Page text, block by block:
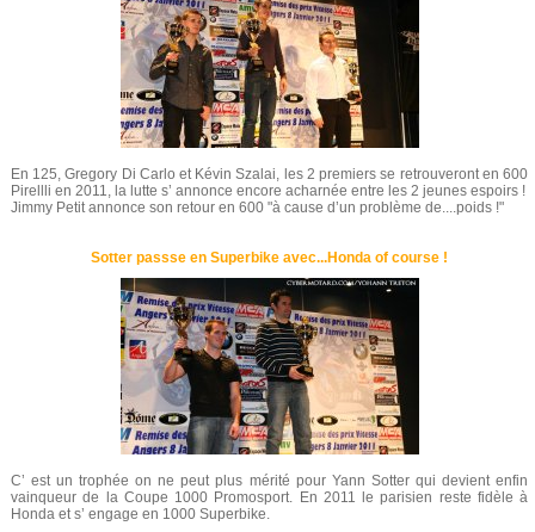
En 125, Gregory Di Carlo et Kévin Szalai, les 2 premiers se retrouveront en 600
Pirellli en 2011, la lutte s’ annonce encore acharnée entre les 2 jeunes espoirs !
Jimmy Petit annonce son retour en 600 "à cause d’un problème de....poids !"
Sotter passse en Superbike avec...Honda of course !
C’ est un trophée on ne peut plus mérité pour Yann Sotter qui devient enfin
vainqueur de la Coupe 1000 Promosport. En 2011 le parisien reste fidèle à
Honda et s’ engage en 1000 Superbike.